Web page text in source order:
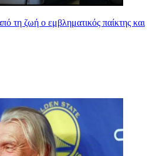
τη ζωή ο εμβληματικός παίκτης και